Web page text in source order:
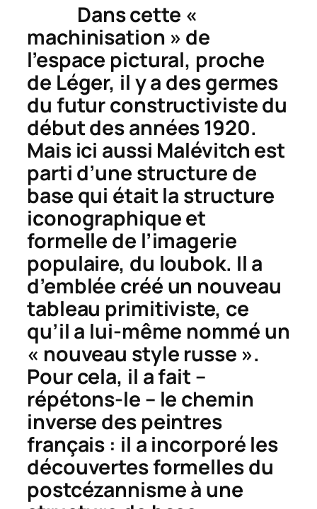
Dans cette «
machinisation » de
l’espace pictural, proche
de Léger, il y a des germes
du futur constructiviste du
début des années 1920.
Mais ici aussi Malévitch est
parti d’une structure de
base qui était la structure
iconographique et
formelle de l’imagerie
populaire, du loubok. Il a
d’emblée créé un nouveau
tableau primitiviste, ce
qu’il a lui-même nommé un
« nouveau style russe ».
Pour cela, il a fait –
répétons-le – le chemin
inverse des peintres
français : il a incorporé les
découvertes formelles du
postcézannisme à une